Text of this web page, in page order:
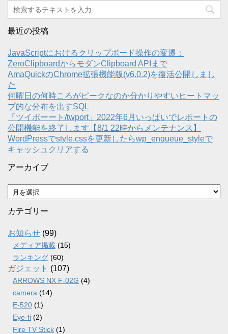
最近の投稿
JavaScriptにおけるクリップボード操作の変遷：
ZeroClipboardからモダンClipboard APIまで
AmaQuickのChrome拡張機能版(v6.0.2)を復活公開しまし
た
何曜日の何時ころがピークなのか分かりやすいヒートマッ
プ的な分布を出すSQL
「ツイポーート/twport」2022年6月いっぱいでレポートの
公開機能を終了します【8/1 22時からメンテナンス】
WordPressでstyle.cssを更新したらwp_enqueue_styleで
キャッシュクリアする
アーカイブ
ア
ー
カ
ブ
カテゴリー
お知らせ (99)
メディア掲載 (15)
ランキング (60)
ガジェット (107)
ARROWS NX F-02G (4)
camera (14)
E-520 (1)
Eye-fi (2)
Fire TV Stick (1)